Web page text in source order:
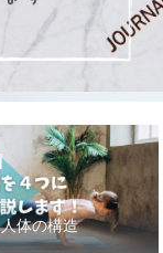
人体の構造